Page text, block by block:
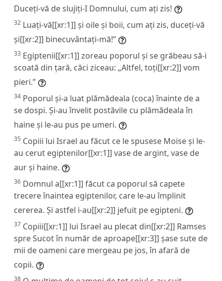
Duceți-vă de slujiți-I Domnului, cum ați zis!
32 Luați-vă[[xr:1]] și oile și boii, cum ați zis, duceți-vă
și[[xr:2]] binecuvântați-mă!”
33 Egiptenii[[xr:1]] zoreau poporul și se grăbeau să-i
scoată din țară, căci ziceau: „Altfel, toți[[xr:2]] vom
pieri.”
34 Poporul și-a luat plămădeala (coca) înainte de a
se dospi. Și-au învelit postăvile cu plămădeala în
haine și le-au pus pe umeri.
35 Copiii lui Israel au făcut ce le spusese Moise și le-
au cerut egiptenilor[[xr:1]] vase de argint, vase de
aur și haine.
36 Domnul a[[xr:1]] făcut ca poporul să capete
trecere înaintea egiptenilor, care le-au împlinit
cererea. Și astfel i-au[[xr:2]] jefuit pe egipteni.
37 Copiii[[xr:1]] lui Israel au plecat din[[xr:2]] Ramses
spre Sucot în număr de aproape[[xr:3]] șase sute de
mii de oameni care mergeau pe jos, în afară de
copii.
38